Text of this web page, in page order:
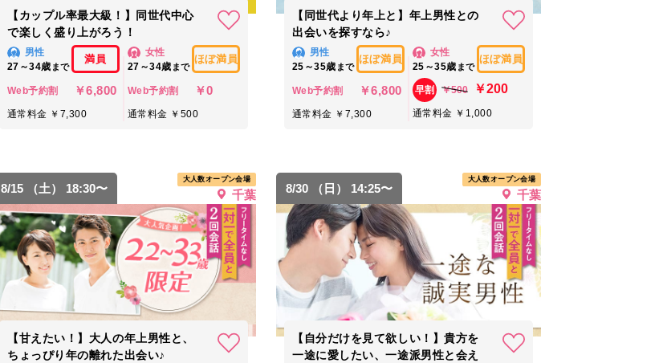
【カップル率最大級！】同世代中心
で楽しく盛り上がろう！
男性
27～34歳 まで
満員
Web予約割 ￥6,800
通常料金 ￥7,300
女性
27～34歳 まで
ほぼ満員
Web予約割 ￥0
通常料金 ￥500
【同世代より年上と】年上男性との
出会いを探すなら♪
男性
25～35歳 まで
ほぼ満員
Web予約割 ￥6,800
通常料金 ￥7,300
女性
25～35歳 まで
ほぼ満員
早割 ￥500 ￥200
通常料金 ￥1,000
8/15 （土） 18:30〜
大人数オープン会場
千葉
【甘えたい！】大人の年上男性と、
ちょっぴり年の離れた出会い♪
8/30 （日） 14:25〜
大人数オープン会場
千葉
【自分だけを見て欲しい！】貴方を
一途に愛したい、一途派男性と会え